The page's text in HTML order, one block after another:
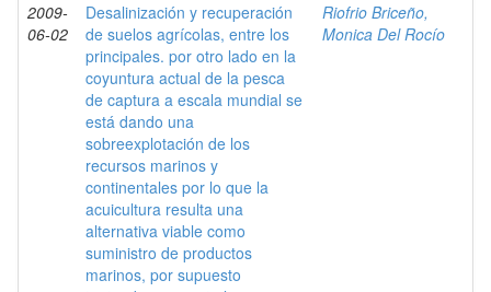
2009-
06-02
Desalinización y recuperación
de suelos agrícolas, entre los
principales. por otro lado en la
coyuntura actual de la pesca
de captura a escala mundial se
está dando una
sobreexplotación de los
recursos marinos y
continentales por lo que la
acuicultura resulta una
alternativa viable como
suministro de productos
marinos, por supuesto
Riofrio Briceño,
Monica Del Rocío